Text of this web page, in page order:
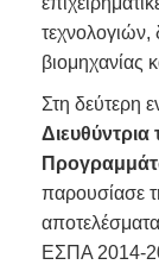
τεχνολογιών,
βιομηχανίας
Στη δεύτερη
Διευθύντρια
παρουσίασε
ΕΣΠΑ 2014-